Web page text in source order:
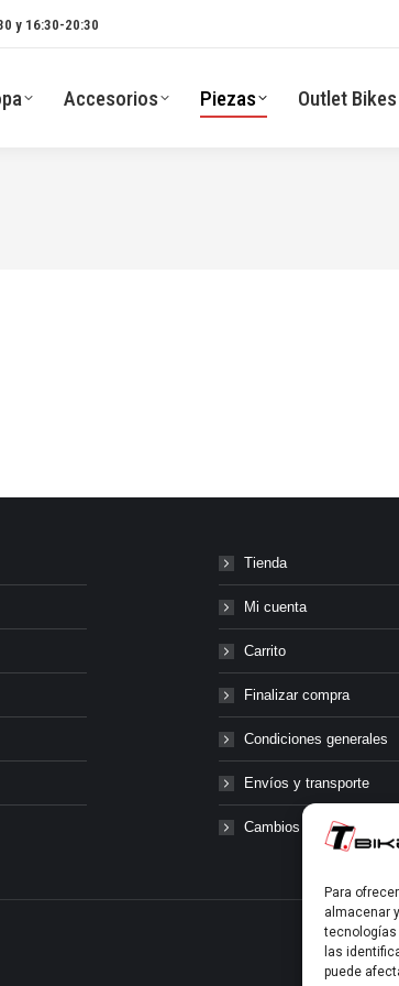
Para
almacenar
tecnologías
las
puede
y 16:30-20:30
Accesorios Piezas Outlet Bikes
Tienda
Mi cuenta
Carrito
Finalizar compra
Condiciones generales
Envíos y transporte
Cambios y devoluciones